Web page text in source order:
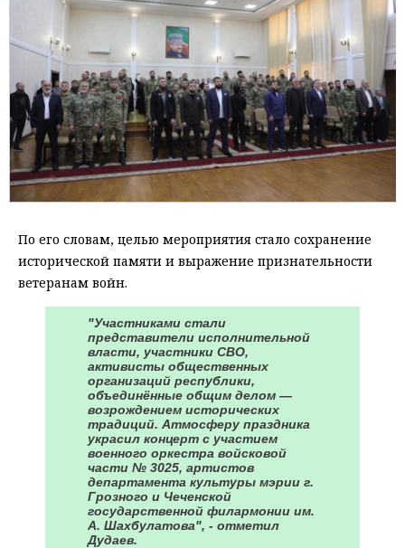
По его словам, целью мероприятия стало сохранение
исторической памяти и выражение признательности
ветеранам войн.
"Участниками стали
представители исполнительной
власти, участники СВО,
активисты общественных
организаций республики,
объединённые общим делом —
возрождением исторических
традиций. Атмосферу праздника
украсил концерт с участием
военного оркестра войсковой
части № 3025, артистов
департамента культуры мэрии г.
Грозного и Чеченской
государственной филармонии им.
А. Шахбулатова", - отметил
Дудаев.